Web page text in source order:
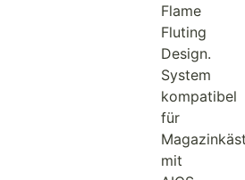
Flame
Fluting
Design.
System
kompatibel
für
mit